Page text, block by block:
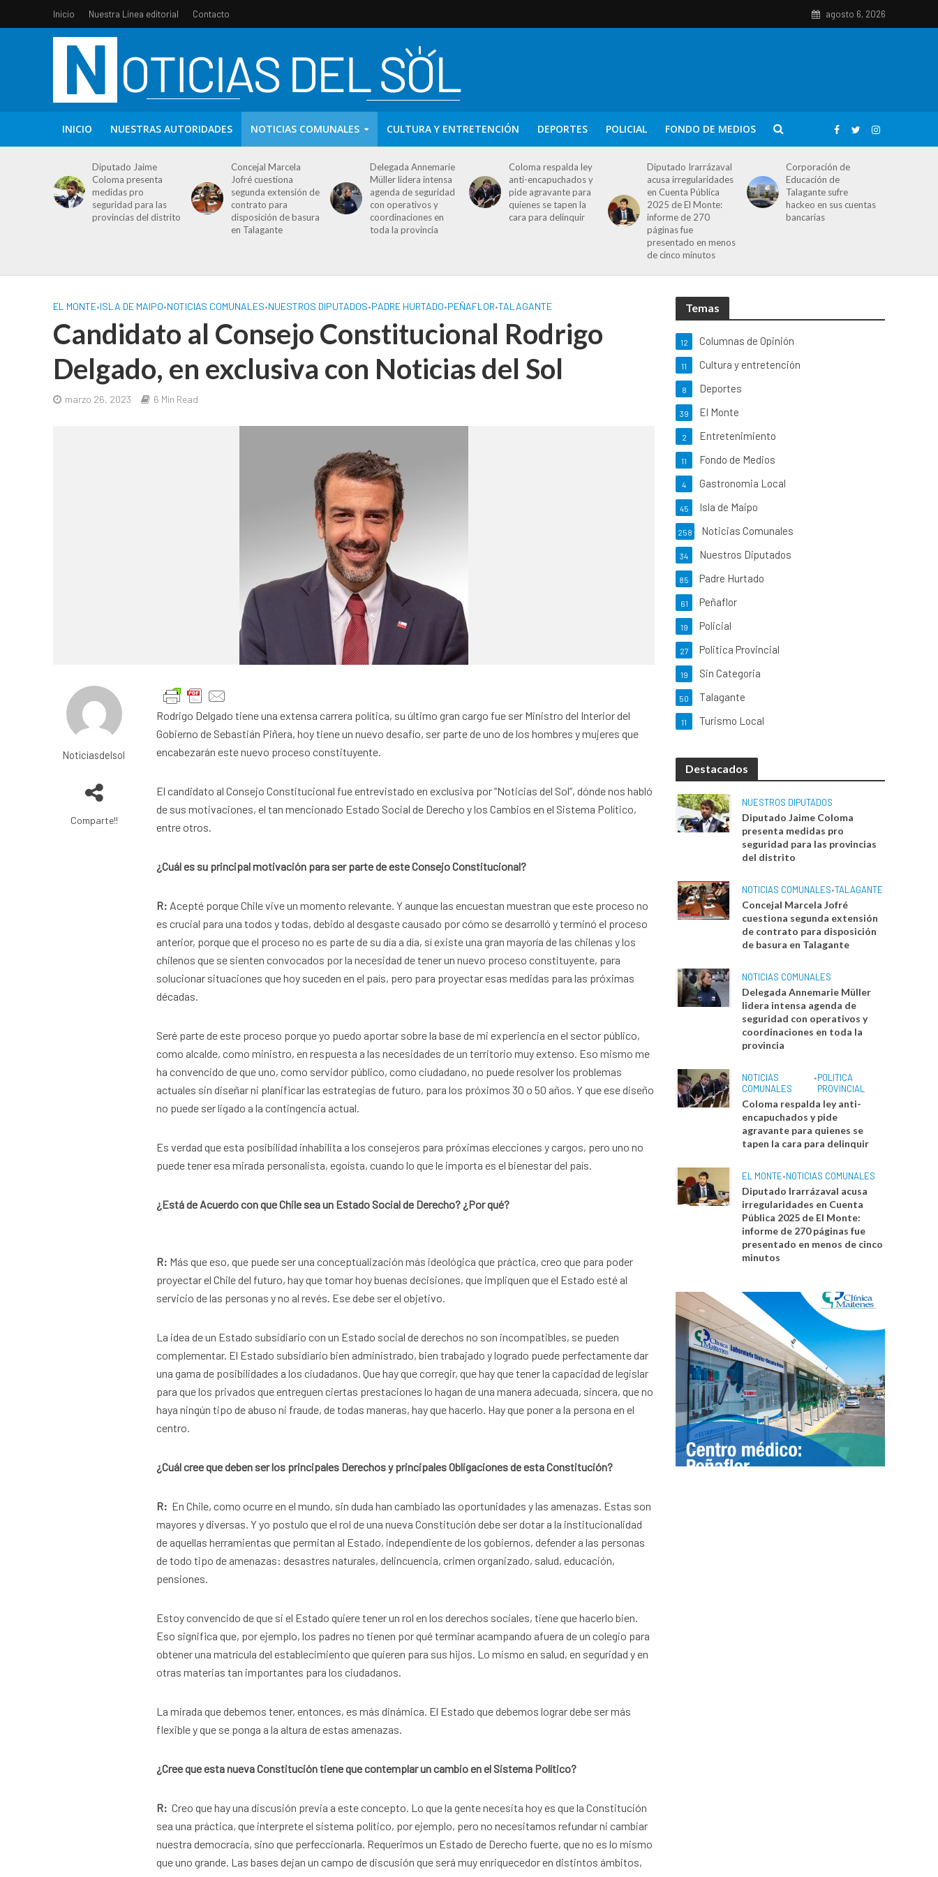
Inicio Nuestra Línea editorial Contacto agosto 6, 2026
INICIO NUESTRAS AUTORIDADES NOTICIAS COMUNALES CULTURA Y ENTRETENCIÓN DEPORTES POLICIAL FONDO DE MEDIOS
Diputado Jaime
Coloma presenta
medidas pro
seguridad para las
provincias del distrito
Concejal Marcela
Jofré cuestiona
segunda extensión de
contrato para
disposición de basura
en Talagante
Delegada Annemarie
Müller lidera intensa
agenda de seguridad
con operativos y
coordinaciones en
toda la provincia
Coloma respalda ley
anti-encapuchados y
pide agravante para
quienes se tapen la
cara para delinquir
Diputado Irarrázaval
acusa irregularidades
en Cuenta Pública
2025 de El Monte:
informe de 270
páginas fue
presentado en menos
de cinco minutos
Corporación de
Educación de
Talagante sufre
hackeo en sus cuentas
bancarias
EL MONTE•ISLA DE MAIPO•NOTICIAS COMUNALES•NUESTROS DIPUTADOS•PADRE HURTADO•PEÑAFLOR•TALAGANTE
Candidato al Consejo Constitucional Rodrigo
Delgado, en exclusiva con Noticias del Sol
marzo 26, 2023 6 Min Read
Noticiasdelsol
Comparte!!
Rodrigo Delgado tiene una extensa carrera política, su último gran cargo fue ser Ministro del Interior del
Gobierno de Sebastián Piñera, hoy tiene un nuevo desafío, ser parte de uno de los hombres y mujeres que
encabezarán este nuevo proceso constituyente.
El candidato al Consejo Constitucional fue entrevistado en exclusiva por “Noticias del Sol”, dónde nos habló
de sus motivaciones, el tan mencionado Estado Social de Derecho y los Cambios en el Sistema Político,
entre otros.
¿Cuál es su principal motivación para ser parte de este Consejo Constitucional?
R: Acepté porque Chile vive un momento relevante. Y aunque las encuestan muestran que este proceso no
es crucial para una todos y todas, debido al desgaste causado por cómo se desarrolló y terminó el proceso
anterior, porque que el proceso no es parte de su día a día, sí existe una gran mayoría de las chilenas y los
chilenos que se sienten convocados por la necesidad de tener un nuevo proceso constituyente, para
solucionar situaciones que hoy suceden en el país, pero para proyectar esas medidas para las próximas
décadas.
Seré parte de este proceso porque yo puedo aportar sobre la base de mi experiencia en el sector público,
como alcalde, como ministro, en respuesta a las necesidades de un territorio muy extenso. Eso mismo me
ha convencido de que uno, como servidor público, como ciudadano, no puede resolver los problemas
actuales sin diseñar ni planificar las estrategias de futuro, para los próximos 30 o 50 años. Y que ese diseño
no puede ser ligado a la contingencia actual.
Es verdad que esta posibilidad inhabilita a los consejeros para próximas elecciones y cargos, pero uno no
puede tener esa mirada personalista, egoísta, cuando lo que le importa es el bienestar del país.
¿Está de Acuerdo con que Chile sea un Estado Social de Derecho? ¿Por qué?
R: Más que eso, que puede ser una conceptualización más ideológica que práctica, creo que para poder
proyectar el Chile del futuro, hay que tomar hoy buenas decisiones, que impliquen que el Estado esté al
servicio de las personas y no al revés. Ese debe ser el objetivo.
La idea de un Estado subsidiario con un Estado social de derechos no son incompatibles, se pueden
complementar. El Estado subsidiario bien administrado, bien trabajado y logrado puede perfectamente dar
una gama de posibilidades a los ciudadanos. Que hay que corregir, que hay que tener la capacidad de legislar
para que los privados que entreguen ciertas prestaciones lo hagan de una manera adecuada, sincera, que no
haya ningún tipo de abuso ni fraude, de todas maneras, hay que hacerlo. Hay que poner a la persona en el
centro.
¿Cuál cree que deben ser los principales Derechos y principales Obligaciones de esta Constitución?
R: En Chile, como ocurre en el mundo, sin duda han cambiado las oportunidades y las amenazas. Estas son
mayores y diversas. Y yo postulo que el rol de una nueva Constitución debe ser dotar a la institucionalidad
de aquellas herramientas que permitan al Estado, independiente de los gobiernos, defender a las personas
de todo tipo de amenazas: desastres naturales, delincuencia, crimen organizado, salud, educación,
pensiones.
Estoy convencido de que si el Estado quiere tener un rol en los derechos sociales, tiene que hacerlo bien.
Eso significa que, por ejemplo, los padres no tienen por qué terminar acampando afuera de un colegio para
obtener una matrícula del establecimiento que quieren para sus hijos. Lo mismo en salud, en seguridad y en
otras materias tan importantes para los ciudadanos.
La mirada que debemos tener, entonces, es más dinámica. El Estado que debemos lograr debe ser más
flexible y que se ponga a la altura de estas amenazas.
¿Cree que esta nueva Constitución tiene que contemplar un cambio en el Sistema Político?
R:Creo que hay una discusión previa a este concepto. Lo que la gente necesita hoy es que la Constitución
sea una práctica, que interprete el sistema político, por ejemplo, pero no necesitamos refundar ni cambiar
nuestra democracia, sino que perfeccionarla. Requerimos un Estado de Derecho fuerte, que no es lo mismo
que uno grande. Las bases dejan un campo de discusión que será muy enriquecedor en distintos ámbitos,
Temas
Columnas de Opinión
12
Cultura y entretención
11
Deportes
8
El Monte
39
Entretenimiento
2
Fondo de Medios
11
Gastronomia Local
4
Isla de Maipo
45
Noticias Comunales
258
Nuestros Diputados
34
Padre Hurtado
85
Peñaflor
61
Policial
19
Politica Provincial
27
Sin Categoria
19
Talagante
50
Turismo Local
11
Destacados
NUESTROS DIPUTADOS
Diputado Jaime Coloma
presenta medidas pro
seguridad para las provincias
del distrito
NOTICIAS COMUNALES•TALAGANTE
Concejal Marcela Jofré
cuestiona segunda extensión
de contrato para disposición
de basura en Talagante
NOTICIAS COMUNALES
Delegada Annemarie Müller
lidera intensa agenda de
seguridad con operativos y
coordinaciones en toda la
provincia
NOTICIAS
COMUNALES
•POLITICA
PROVINCIAL
Coloma respalda ley anti-
encapuchados y pide
agravante para quienes se
tapen la cara para delinquir
EL MONTE•NOTICIAS COMUNALES
Diputado Irarrázaval acusa
irregularidades en Cuenta
Pública 2025 de El Monte:
informe de 270 páginas fue
presentado en menos de cinco
minutos